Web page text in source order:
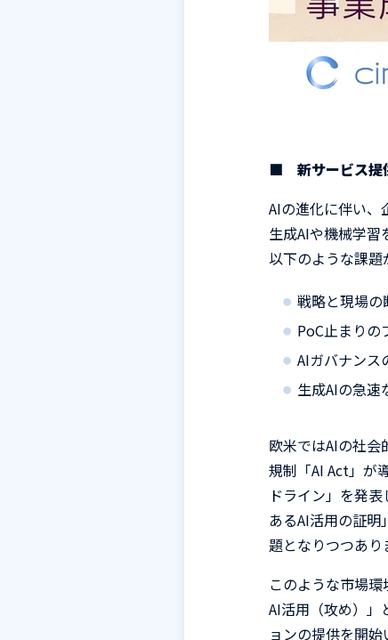
■ 新サービス提
AIの進化に伴い、
生成AIや機械学習
以下のような課題
戦略と現場の
PoC止まりの
AIガバナンス
生成AIの急速
欧米ではAIの社会
規制「AI Act 」が
ドライン」を発
あるAI活用の証明
題となりつつあり
このような市場
AI活用（攻め）」
ョンの提供を開始